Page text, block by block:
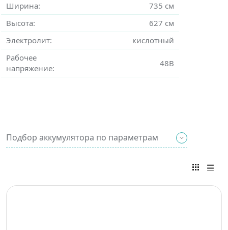
Ширина:
735 см
Высота:
627 см
Электролит:
кислотный
Рабочее
напряжение:
48В
Подбор аккумулятора по параметрам
Введите известные вам